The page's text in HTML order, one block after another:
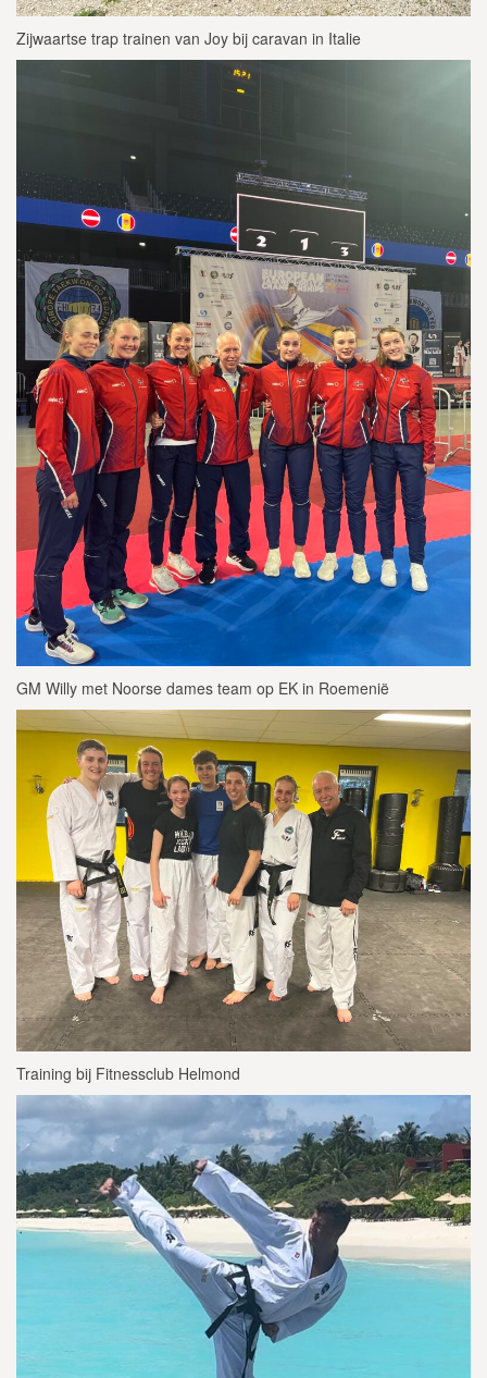
Zijwaartse trap trainen van Joy bij caravan in Italie
GM Willy met Noorse dames team op EK in Roemenië
Training bij Fitnessclub Helmond